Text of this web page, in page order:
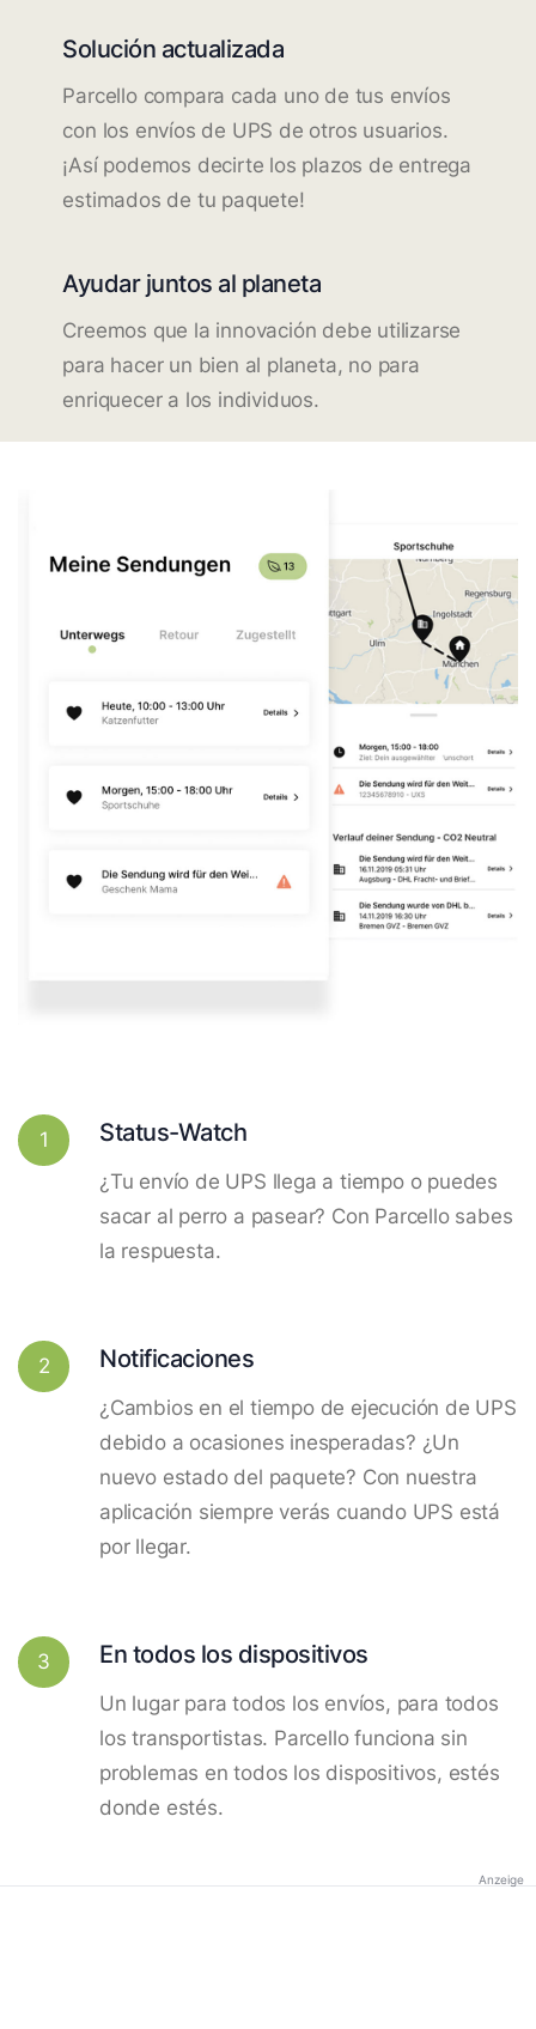
Solución actualizada
Parcello compara cada uno de tus envíos
con los envíos de UPS de otros usuarios.
¡Así podemos decirte los plazos de entrega
estimados de tu paquete!
Ayudar juntos al planeta
Creemos que la innovación debe utilizarse
para hacer un bien al planeta, no para
enriquecer a los individuos.
1 Status-Watch
¿Tu envío de UPS llega a tiempo o puedes
sacar al perro a pasear? Con Parcello sabes
la respuesta.
2 Notificaciones
¿Cambios en el tiempo de ejecución de UPS
debido a ocasiones inesperadas? ¿Un
nuevo estado del paquete? Con nuestra
aplicación siempre verás cuando UPS está
por llegar.
3 En todos los dispositivos
Un lugar para todos los envíos, para todos
los transportistas. Parcello funciona sin
problemas en todos los dispositivos, estés
donde estés.
Anzeige